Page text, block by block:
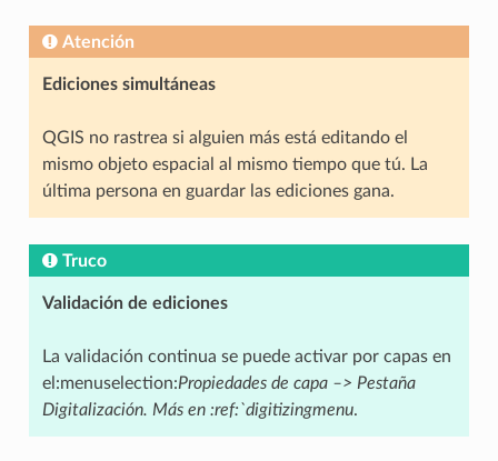
Atención
Ediciones simultáneas
QGIS no rastrea si alguien más está editando el
mismo objeto espacial al mismo tiempo que tú. La
última persona en guardar las ediciones gana.
Truco
Validación de ediciones
La validación continua se puede activar por capas en
el:menuselection:Propiedades de capa –> Pestaña
Digitalización. Más en :ref:`digitizingmenu.